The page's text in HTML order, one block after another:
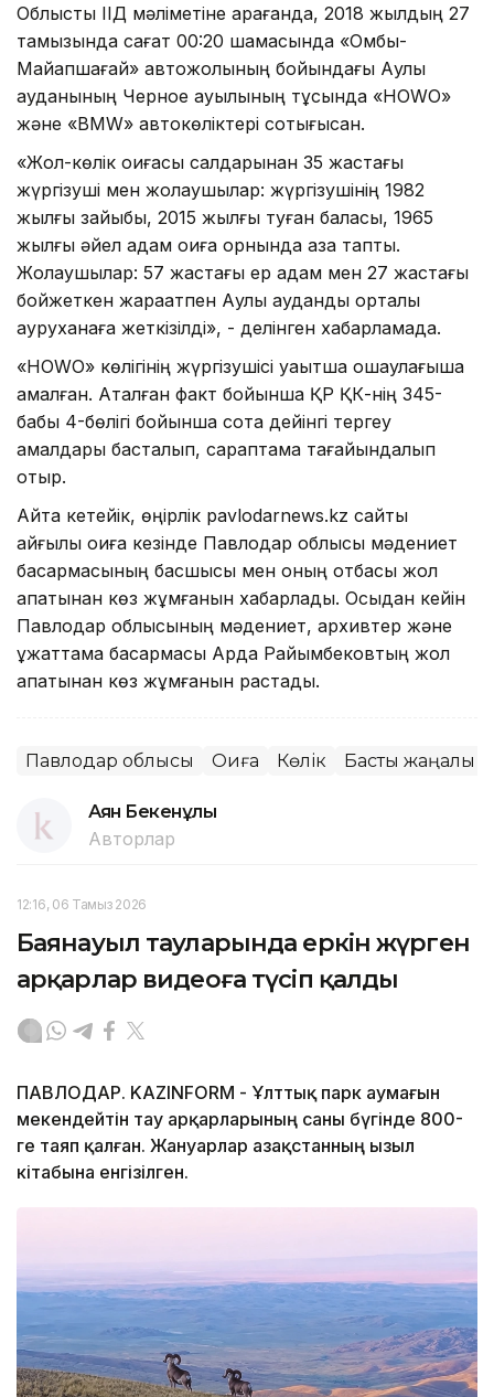
Облыстық ІІД мәліметіне қарағанда, 2018 жылдың 27
тамызында сағат 00:20 шамасында «Омбы-
Майқапшағай» автожолының бойындағы Аққулы
ауданының Черное ауылының тұсында «НОWО»
және «BMW» автокөліктері соқтығысқан.
«Жол-көлік оқиғасы салдарынан 35 жастағы
жүргізуші мен жолаушылар: жүргізушінің 1982
жылғы зайыбы, 2015 жылғы туған баласы, 1965
жылғы әйел адам оқиға орнында қаза тапты.
Жолаушылар: 57 жастағы ер адам мен 27 жастағы
бойжеткен жарақатпен Аққулы аудандық орталық
ауруханаға жеткізілді», - делінген хабарламада.
«НОWО» көлігінің жүргізушісі уақытша оқшаулағышқа
қамалған. Аталған факт бойынша ҚР ҚК-нің 345-
бабы 4-бөлігі бойынша сотқа дейінгі тергеу
амалдары басталып, сараптама тағайындалып
отыр.
Айта кетейік, өңірлік pavlodarnews.kz сайты
қайғылы оқиға кезінде Павлодар облысы мәдениет
басқармасының басшысы мен оның отбасы жол
апатынан көз жұмғанын хабарлады. Осыдан кейін
Павлодар облысының мәдениет, архивтер және
құжаттама басқармасы Ардақ Райымбековтың жол
апатынан көз жұмғанын растады.
Павлодар облысы Оқиға Көлік Басты жаңалық
Аян Бекенұлы
Авторлар
12:16, 06 Тамыз 2026
Баянауыл тауларында еркін жүрген
арқарлар видеоға түсіп қалды
ПАВЛОДАР. KAZINFORM - Ұлттық парк аумағын
мекендейтін тау арқарларының саны бүгінде 800-
ге таяп қалған. Жануарлар Қазақстанның Қызыл
кітабына енгізілген.